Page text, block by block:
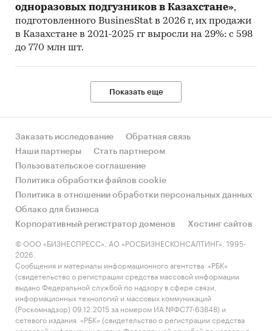
одноразовых подгузников в Казахстане»,
подготовленного BusinesStat в 2026 г, их продажи
в Казахстане в 2021-2025 гг выросли на 29%: с 598
до 770 млн шт.
Показать еще
Заказать исследование
Обратная связь
Наши партнеры
Стать партнером
Пользовательское соглашение
Политика обработки файлов cookie
Политика в отношении обработки персональных данных
Облако для бизнеса
Корпоративный регистратор доменов
Хостинг сайтов
© ООО «БИЗНЕСПРЕСС», АО «РОСБИЗНЕСКОНСАЛТИНГ», 1995-
2026.
Сообщения и материалы информационного агентства «РБК»
(свидетельство о регистрации средства массовой информации
выдано Федеральной службой по надзору в сфере связи,
информационных технологий и массовых коммуникаций
(Роскомнадзор) 09.12.2015 за номером ИА №ФС77-63848) и
сетевого издания «РБК» (свидетельство о регистрации средства